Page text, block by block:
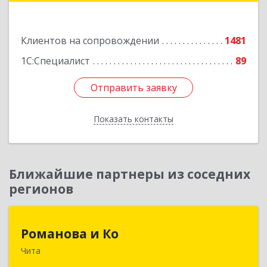
Клиентов на сопровождении
1481
1С:Специалист
89
Отправить заявку
Показать контакты
Отправить заявку
Назад
Ближайшие партнеры из соседних
регионов
Романова и Ко
Чита672000, Забайкальский край, Чита г, Анохина